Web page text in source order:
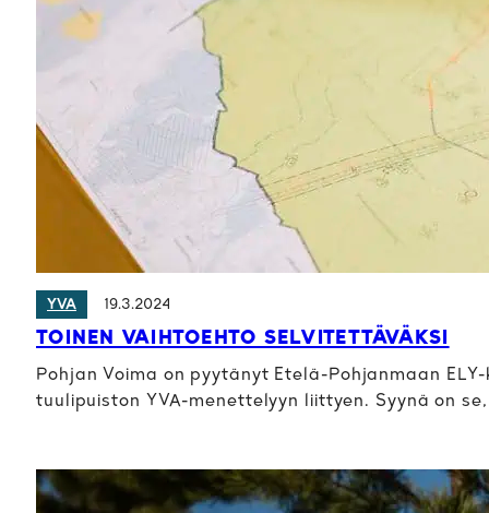
YVA 19.3.2024
TOINEN VAIHTOEHTO SELVITETTÄVÄKSI
Pohjan Voima on pyytänyt Etelä-Pohjanmaan
tuulipuiston YVA-menettelyyn liittyen. Syynä on